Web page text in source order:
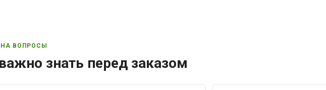
ВОПРОСЫ
знать перед заказом